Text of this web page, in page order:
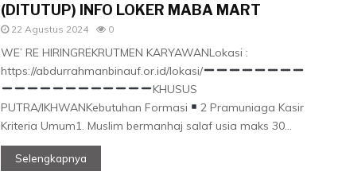
(DITUTUP) INFO LOKER MABA MART
22 Agustus 2024 0
WE’ RE HIRINGREKRUTMEN KARYAWANLokasi :
https://abdurrahmanbinauf.or.id/lokasi/
KHUSUS
PUTRA/IKHWANKebutuhan Formasi
2 Pramuniaga Kasir
Kriteria Umum1. Muslim bermanhaj salaf usia maks 30...
Selengkapnya